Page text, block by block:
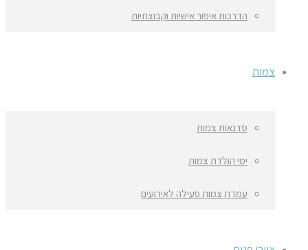
הדרכות איפור אישיות וקבוצתיות
צמות
סדנאות צמות
ימי הולדת צמות
עמדת צמות פעילה לאירועים